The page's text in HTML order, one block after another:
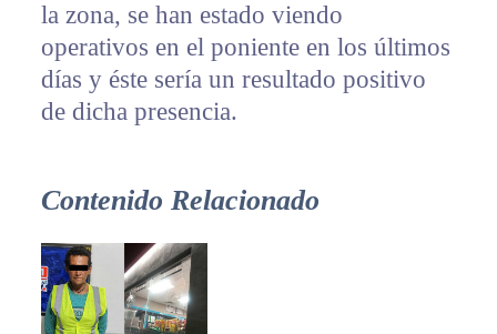
la zona, se han estado viendo
operativos en el poniente en los últimos
días y éste sería un resultado positivo
de dicha presencia.
Contenido Relacionado